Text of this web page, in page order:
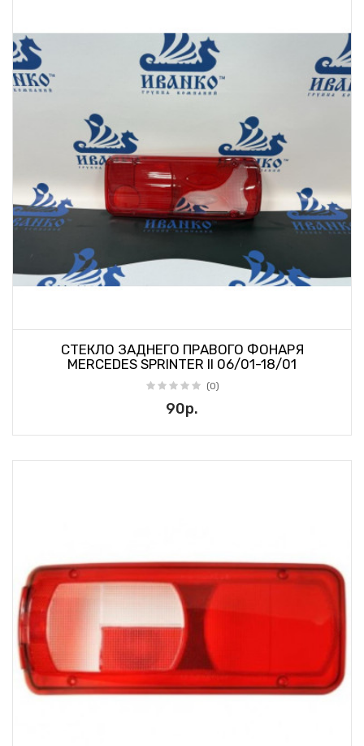
СТЕКЛО ЗАДНЕГО ПРАВОГО ФОНАРЯ
MERCEDES SPRINTER II 06/01-18/01
(0)
90р.